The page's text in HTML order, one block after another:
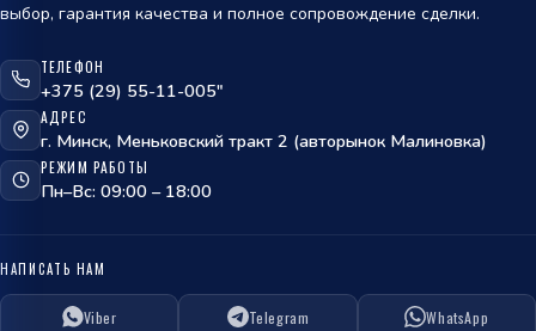
обработки персональных данных
выбор, гарантия качества и полное сопровождение сделки.
ТЕЛЕФОН
+375 (29) 55-11-005"
АДРЕС
г. Минск, Меньковский тракт 2 (авторынок Малиновка)
РЕЖИМ РАБОТЫ
Пн–Вс: 09:00 – 18:00
НАПИСАТЬ НАМ
Viber Telegram WhatsApp